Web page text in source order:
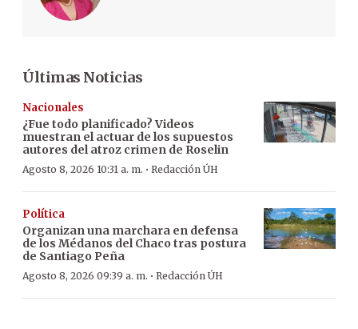
Últimas Noticias
Nacionales
¿Fue todo planificado? Videos
muestran el actuar de los supuestos
autores del atroz crimen de Roselin
Agosto 8, 2026 10:31 a. m. · Redacción ÚH
Política
Organizan una marchara en defensa
de los Médanos del Chaco tras postura
de Santiago Peña
Agosto 8, 2026 09:39 a. m. · Redacción ÚH